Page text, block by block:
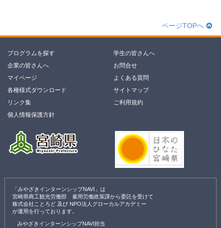
ページTOPへ
プログラムを探す
学生の皆さんへ
企業の皆さんへ
お問合せ
マイページ
よくある質問
各種様式ダウンロード
サイトマップ
リンク集
ご利用規約
個人情報保護方針
「みやざきインターンシップNAVI」は
宮崎県商工観光労働部 雇用労働政策課から委託を受けて
株式会社ことろど 及び NPO法人グローカルアカデミー
が運用を行っております。
みやざきインターンシップNAVI担当